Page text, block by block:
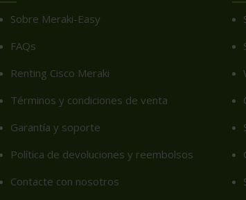
Sobre Meraki-Easy
FAQs
Renting Cisco Meraki
Términos y condiciones de venta
Garantía y soporte
Política de devoluciones y reembolsos
Contacte con nosotros